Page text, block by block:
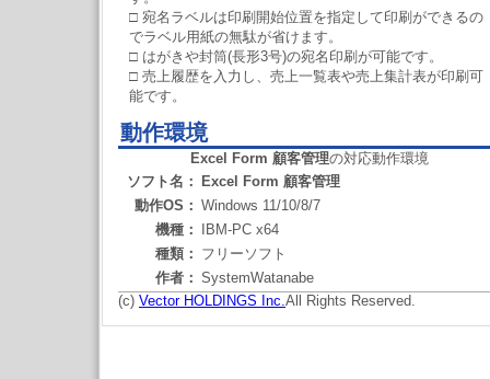
□ 宛名ラベルは印刷開始位置を指定して印刷ができるの
でラベル用紙の無駄が省けます。
□ はがきや封筒(長形3号)の宛名印刷が可能です。
□ 売上履歴を入力し、売上一覧表や売上集計表が印刷可
能です。
動作環境
Excel Form 顧客管理の対応動作環境
ソフト名：
Excel Form 顧客管理
動作OS： Windows 11/10/8/7
機種：
IBM-PC x64
種類： フリーソフト
作者： SystemWatanabe
(c) Vector HOLDINGS Inc.All Rights Reserved.